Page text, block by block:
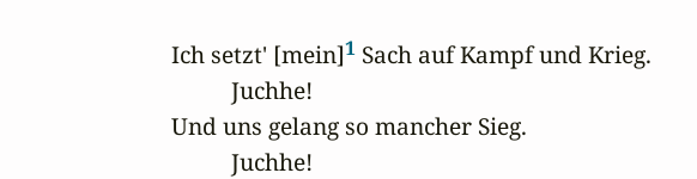
Ich setzt' [mein]1 Sach auf Kampf und Krieg.
          Juchhe!
Und uns gelang so mancher Sieg.
          Juchhe!